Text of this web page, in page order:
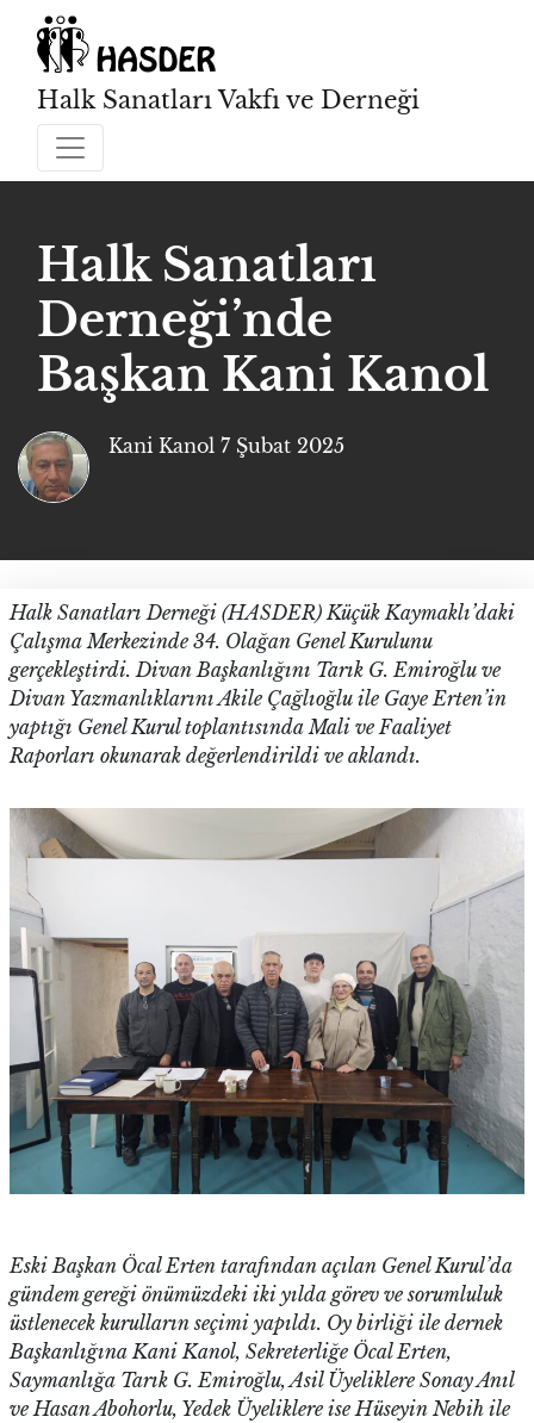
Halk Sanatları Vakfı ve Derneği
Halk Sanatları
Derneği’nde
Başkan Kani Kanol
Kani Kanol 7 Şubat 2025
Halk Sanatları Derneği (HASDER) Küçük Kaymaklı’daki
Çalışma Merkezinde 34. Olağan Genel Kurulunu
gerçekleştirdi. Divan Başkanlığını Tarık G. Emiroğlu ve
Divan Yazmanlıklarını Akile Çağlıoğlu ile Gaye Erten’in
yaptığı Genel Kurul toplantısında Mali ve Faaliyet
Raporları okunarak değerlendirildi ve aklandı.
Eski Başkan Öcal Erten tarafından açılan Genel Kurul’da
gündem gereği önümüzdeki iki yılda görev ve sorumluluk
üstlenecek kurulların seçimi yapıldı. Oy birliği ile dernek
Başkanlığına Kani Kanol, Sekreterliğe Öcal Erten,
Saymanlığa Tarık G. Emiroğlu, Asil Üyeliklere Sonay Anıl
ve Hasan Abohorlu, Yedek Üyeliklere ise Hüseyin Nebih ile